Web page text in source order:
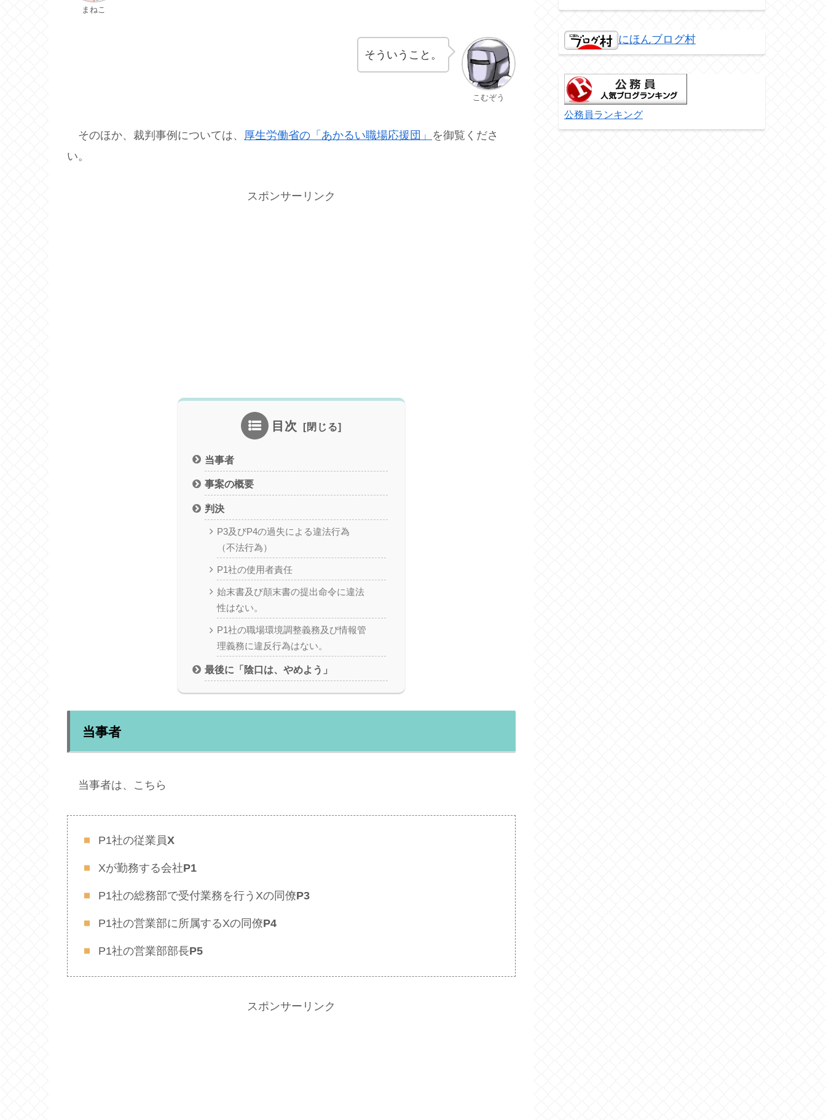
まねこ
こむぞう
そういうこと。
そのほか、裁判事例については、 厚生労働省の「あかるい職場応援団」 を御覧くださ
い。
スポンサーリンク
目次
当事者
事案の概要
判決
P3及びP4の過失による違法行為
（不法行為）
P1社の使用者責任
始末書及び顛末書の提出命令に違法
性はない。
P1社の職場環境調整義務及び情報管
理義務に違反行為はない。
最後に「陰口は、やめよう」
当事者
当事者は、こちら
P1社の従業員X
Xが勤務する会社P1
P1社の総務部で受付業務を行うXの同僚P3
P1社の営業部に所属するXの同僚P4
P1社の営業部部長P5
スポンサーリンク
にほんブログ村
公務員ランキング